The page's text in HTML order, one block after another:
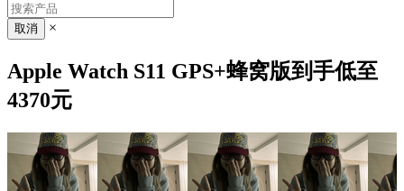
×
Apple Watch S11 GPS+蜂窝版到手低至
4370元